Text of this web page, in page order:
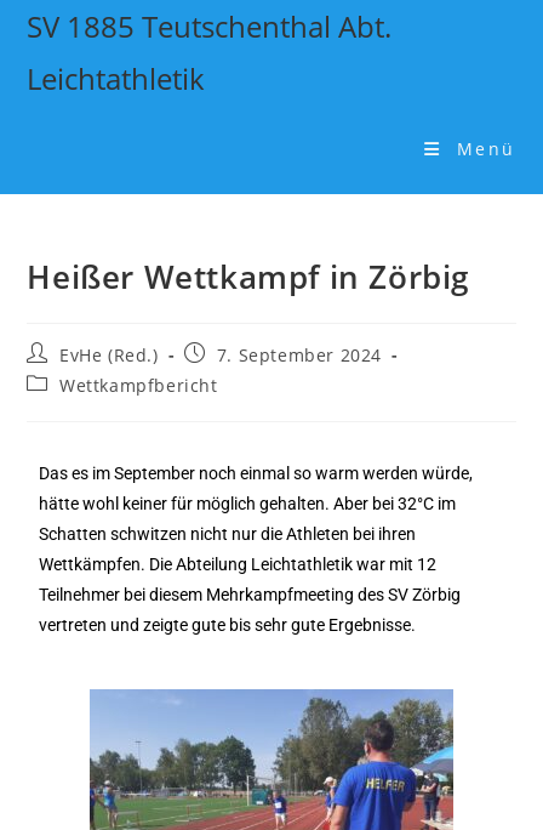
SV 1885 Teutschenthal Abt.
Leichtathletik
Menü
Heißer Wettkampf in Zörbig
EvHe (Red.)
7. September 2024
Wettkampfbericht
Das es im September noch einmal so warm werden würde,
hätte wohl keiner für möglich gehalten. Aber bei 32°C im
Schatten schwitzen nicht nur die Athleten bei ihren
Wettkämpfen. Die Abteilung Leichtathletik war mit 12
Teilnehmer bei diesem Mehrkampfmeeting des SV Zörbig
vertreten und zeigte gute bis sehr gute Ergebnisse.